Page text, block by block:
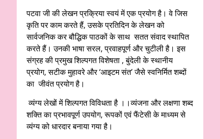
पटवा जी की लेखन प्रक्रिया स्वयं में एक प्रयोग है। वे जिस
कृति पर काम करते हैं, उसके प्रतिदिन के लेखन को
सार्वजनिक कर बौद्धिक पाठकों के साथ सतत संवाद स्थापित
करते हैं। उनकी भाषा सरल, प्रवाहपूर्ण और चुटीली है। इस
संग्रह की प्रमुख शिल्पगत विशेषता , बुंदेली के स्थानीय
प्रयोग, सटीक मुहावरे और ‘आइटम संत’ जैसे स्वनिर्मित शब्दों
का जीवंत प्रयोग है।
व्यंग्य लेखों में शिल्पगत विविधता है ।।व्यंजना और लक्षणा शब्द
शक्ति का प्रभावपूर्ण उपयोग, रूपकों एवं फैंटेसी के माध्यम से
व्यंग्य को धारदार बनाया गया है।